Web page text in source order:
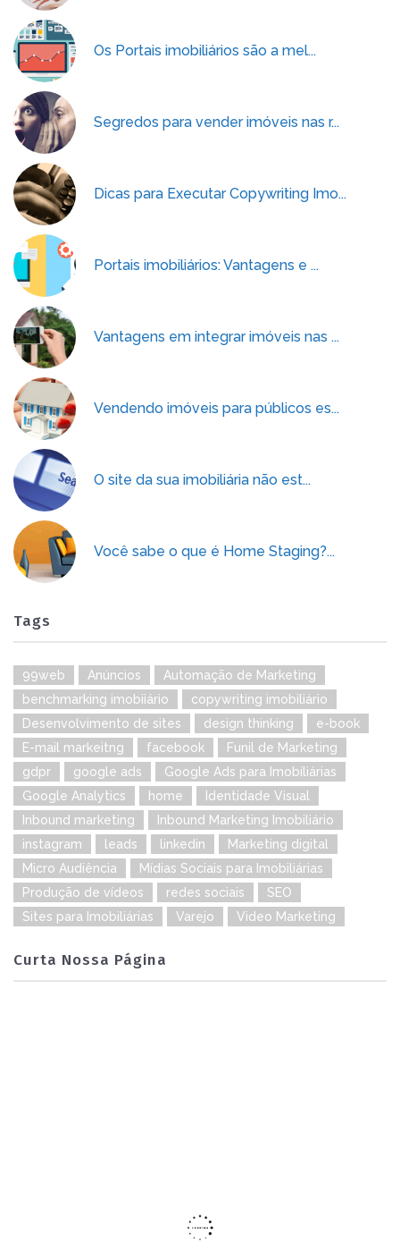
Os Portais imobiliários são a mel...
Segredos para vender imóveis nas r...
Dicas para Executar Copywriting Imo...
Portais imobiliários: Vantagens e ...
Vantagens em integrar imóveis nas ...
Vendendo imóveis para públicos es...
O site da sua imobiliária não est...
Você sabe o que é Home Staging?...
Tags
99web Anúncios
Automação de Marketing
benchmarking imobiiário
copywriting imobiliário
Desenvolvimento de sites
design thinking
e-book
E-mail markeitng
facebook
Funil de Marketing
gdpr
google ads
Google Ads para Imobiliárias
Google Analytics
home
Identidade Visual
Inbound marketing
Inbound Marketing Imobiliário
instagram
leads linkedin
Marketing digital
Micro Audiência
Mídias Sociais para Imobiliárias
Produção de vídeos
redes sociais
SEO
Sites para Imobiliárias
Varejo Video Marketing
Curta Nossa Página